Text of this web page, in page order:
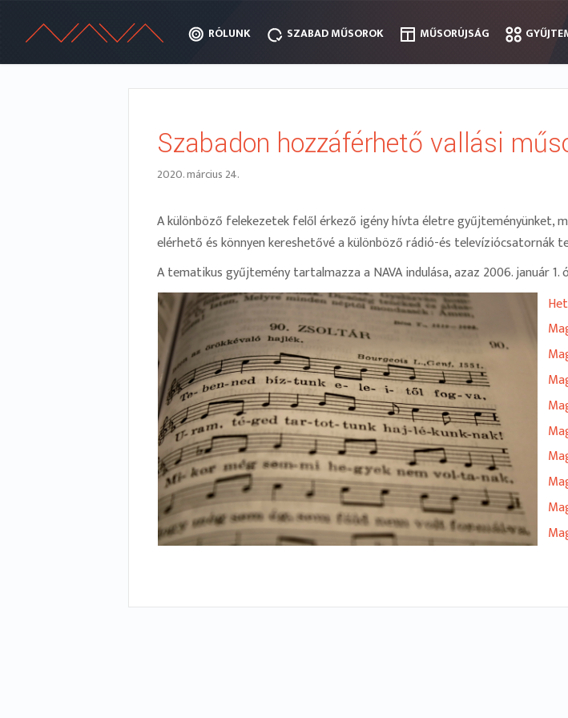
RÓLUNK SZABAD MŰSOROK MŰSORÚJSÁG
RÓLUNK SZABAD MŰSOROK MŰSORÚJSÁG
Szabadon hozzáférhető vallási
2020. március 24.
A különböző felekezetek felől érkező igény hívta életre gyűjteményünket,
elérhető és könnyen kereshetővé a különböző rádió-és televíziócsatornák
A tematikus gyűjtemény tartalmazza a NAVA indulása, azaz 2006. január